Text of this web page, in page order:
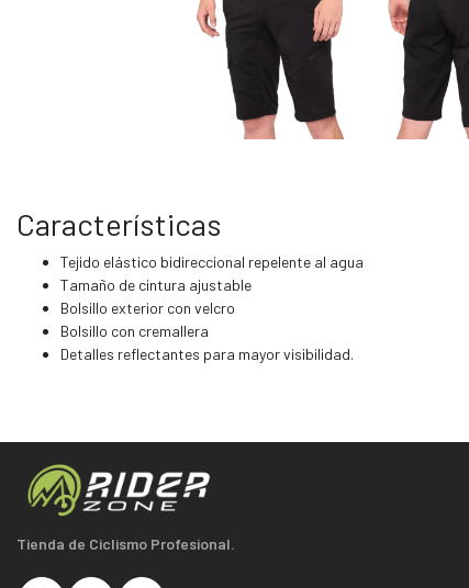
Características
Tejido elástico bidireccional repelente al agua
Tamaño de cintura ajustable
Bolsillo exterior con velcro
Bolsillo con cremallera
Detalles reflectantes para mayor visibilidad.
Tienda de Ciclismo Profesional.